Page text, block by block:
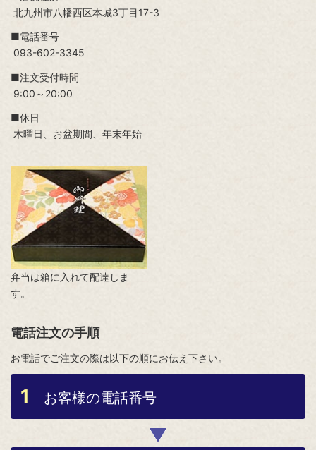
北九州市八幡西区本城3丁目17-3
■電話番号
093-602-3345
■注文受付時間
9:00～20:00
■休日
木曜日、お盆期間、年末年始
弁当は箱に入れて配達しま
す。
電話注文の手順
お電話でご注文の際は以下の順にお伝え下さい。
1 お客様の電話番号